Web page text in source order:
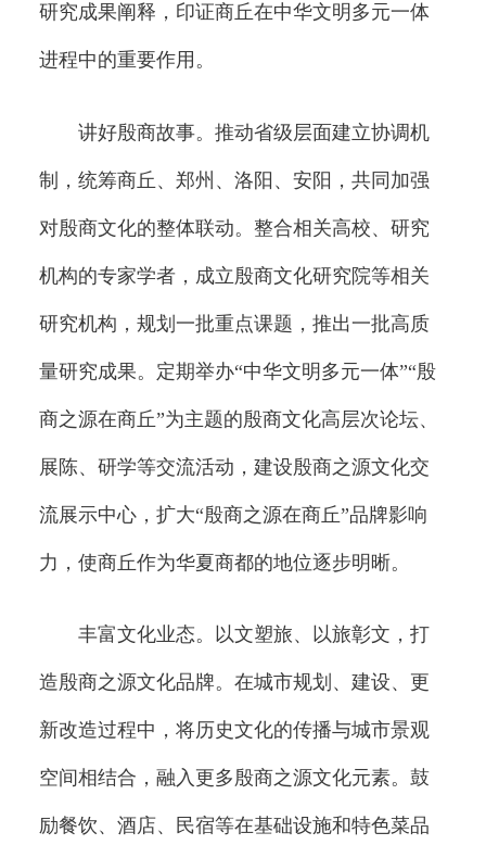
研究成果阐释，印证商丘在中华文明多元一体
进程中的重要作用。
讲好殷商故事。推动省级层面建立协调机
制，统筹商丘、郑州、洛阳、安阳，共同加强
对殷商文化的整体联动。整合相关高校、研究
机构的专家学者，成立殷商文化研究院等相关
研究机构，规划一批重点课题，推出一批高质
量研究成果。定期举办“中华文明多元一体”“殷
商之源在商丘”为主题的殷商文化高层次论坛、
展陈、研学等交流活动，建设殷商之源文化交
流展示中心，扩大“殷商之源在商丘”品牌影响
力，使商丘作为华夏商都的地位逐步明晰。
丰富文化业态。以文塑旅、以旅彰文，打
造殷商之源文化品牌。在城市规划、建设、更
新改造过程中，将历史文化的传播与城市景观
空间相结合，融入更多殷商之源文化元素。鼓
励餐饮、酒店、民宿等在基础设施和特色菜品